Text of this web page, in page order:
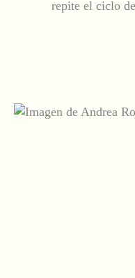
repite el ciclo